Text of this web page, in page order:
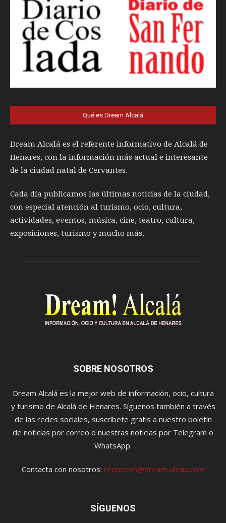
Qué es Dream Alcalá
Dream Alcalá es el referente informativo de Alcalá de
Henares, con la información más actual e interesante
de la ciudad natal de Cervantes.
Cada día publicamos las últimas noticias de la ciudad,
con especial atención al turismo, ocio, cultura,
actividades, eventos, música, cine, teatro, cultura,
exposiciones, turismo y mucho más.
SOBRE NOSOTROS
Dream Alcalá es la mejor web de información, ocio, cultura
y turismo de Alcalá de Henares. Síguenos también a través
de las redes sociales, suscríbete gratis a nuestro boletín
de noticias por correo o nuestras noticias por Telegram o
WhatsApp.
Contacta con nosotros: redaccion@dream-alcala.com
SÍGUENOS